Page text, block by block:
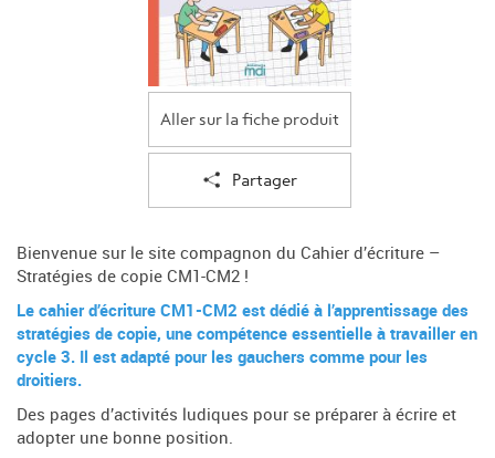
Aller sur la fiche produit
Partager
Bienvenue sur le site compagnon du Cahier d’écriture –
Stratégies de copie CM1-CM2 !
Le cahier d’écriture CM1-CM2 est dédié à l’apprentissage des
stratégies de copie, une compétence essentielle à travailler en
cycle 3. Il est adapté pour les gauchers comme pour les
droitiers.
Des pages d’activités ludiques pour se préparer à écrire et
adopter une bonne position.